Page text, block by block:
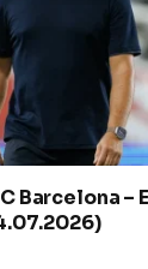
Barcelona –